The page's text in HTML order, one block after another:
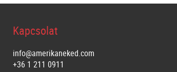
Kapcsolat
info@amerikaneked.com
+36 1 211 0911